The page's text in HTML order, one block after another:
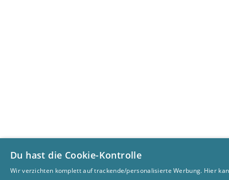
Du hast die Cookie-Kontrolle
Wir verzichten komplett auf trackende/personalisierte Werbung. Hier